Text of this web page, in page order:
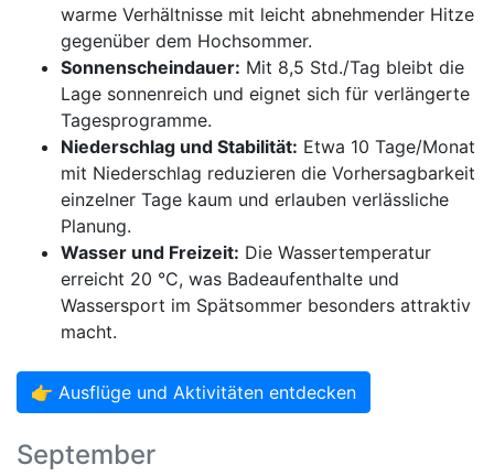
warme Verhältnisse mit leicht abnehmender Hitze
gegenüber dem Hochsommer.
Sonnenscheindauer: Mit 8,5 Std./Tag bleibt die
Lage sonnenreich und eignet sich für verlängerte
Tagesprogramme.
Niederschlag und Stabilität: Etwa 10 Tage/Monat
mit Niederschlag reduzieren die Vorhersagbarkeit
einzelner Tage kaum und erlauben verlässliche
Planung.
Wasser und Freizeit: Die Wassertemperatur
erreicht 20 °C, was Badeaufenthalte und
Wassersport im Spätsommer besonders attraktiv
macht.
👉 Ausflüge und Aktivitäten entdecken
September